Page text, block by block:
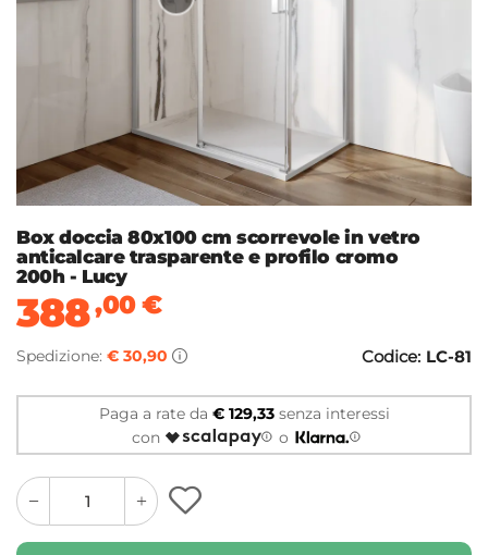
Box doccia 80x100 cm scorrevole in vetro
anticalcare trasparente e profilo cromo
200h - Lucy
388,00€
Spedizione: € 30,90 Codice: LC-81
Paga a rate da € 129,33senza interessi
con
o
quantity
button
quantity
minus
button